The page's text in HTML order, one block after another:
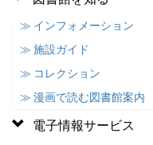
≫ インフォメーション
≫ 施設ガイド
≫ コレクション
≫ 漫画で読む図書館案内
電子情報サービス